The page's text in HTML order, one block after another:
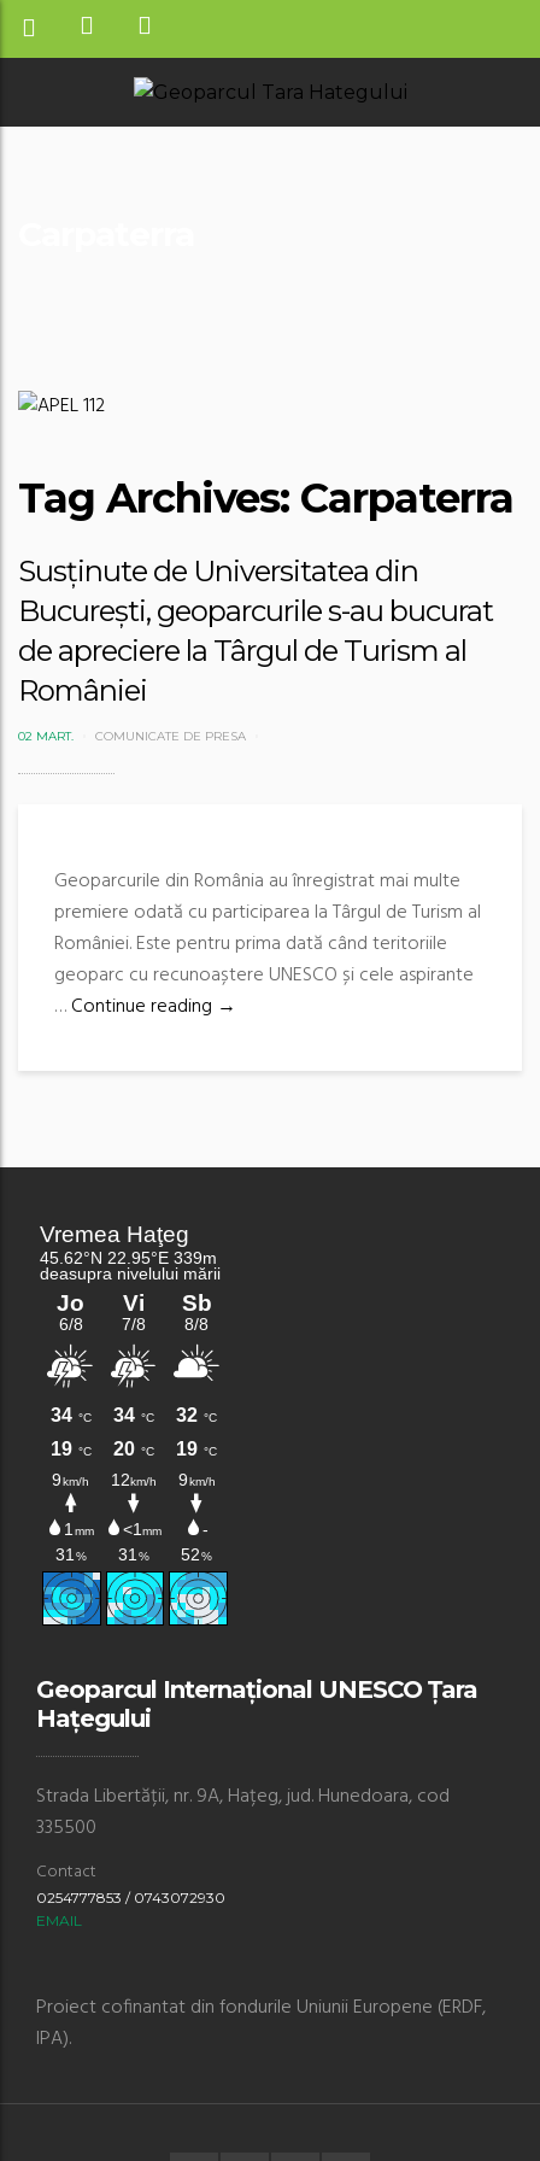
Tag Archives: Carpaterra
Susținute de Universitatea din
București, geoparcurile s-au bucurat
de apreciere la Târgul de Turism al
României
02 MART. COMUNICATE DE PRESA
Geoparcurile din România au înregistrat mai multe
premiere odată cu participarea la Târgul de Turism al
României. Este pentru prima dată când teritoriile
geoparc cu recunoaștere UNESCO și cele aspirante
…Continue reading Susținute de Universitatea din
→
Geoparcul Internațional UNESCO Țara
Hațegului
Strada Libertății, nr. 9A, Hațeg, jud. Hunedoara, cod
335500
Contact
0254777853 / 0743072930
EMAIL
Proiect cofinantat din fondurile Uniunii Europene (ERDF,
IPA).